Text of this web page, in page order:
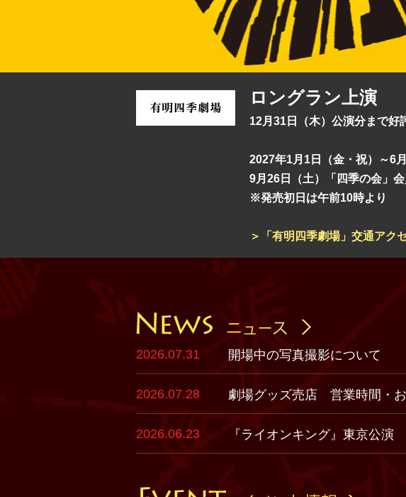
ロングラン上演
12月31日（木）公演分まで好
2027年1月1日（金・祝）～6
9月26日（土）「四季の会」
※発売初日は午前10時より
＞「有明四季劇場」交通アク
2026.07.31 開場中の写真撮影について
2026.07.28 劇場グッズ売店 営業時間・
2026.06.23 『ライオンキング』東京公